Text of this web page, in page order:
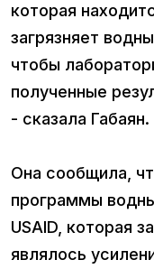
которая
загрязняет
чтобы
полученные
- сказала Габаян.
Она сообщила,
программы
USAID, которая
являлось